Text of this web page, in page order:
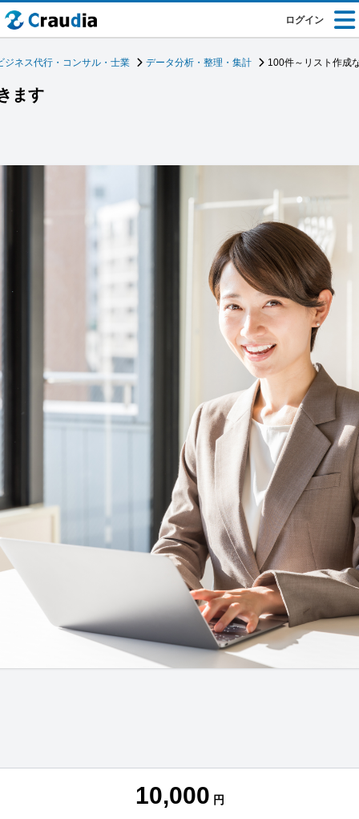
ログイン
ジネス代行・コンサル・士業 データ分析・整理・集計 100件～リスト作成
ます
10,000 円